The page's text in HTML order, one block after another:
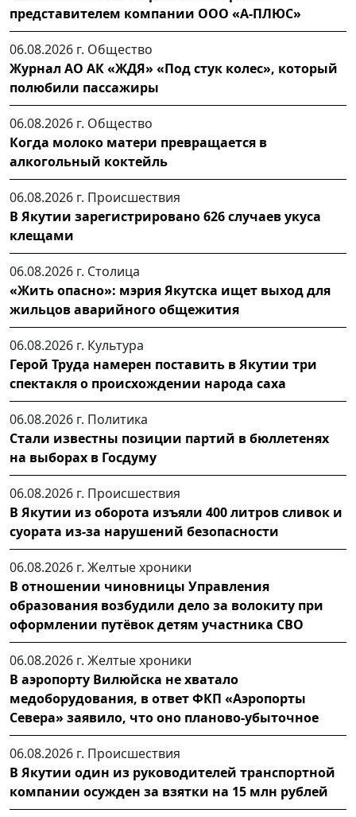
представителем компании ООО «А-ПЛЮС»
06.08.2026 г. Общество
Журнал АО АК «ЖДЯ» «Под стук колес», который
полюбили пассажиры
06.08.2026 г. Общество
Когда молоко матери превращается в
алкогольный коктейль
06.08.2026 г. Происшествия
В Якутии зарегистрировано 626 случаев укуса
клещами
06.08.2026 г. Столица
«Жить опасно»: мэрия Якутска ищет выход для
жильцов аварийного общежития
06.08.2026 г. Культура
Герой Труда намерен поставить в Якутии три
спектакля о происхождении народа саха
06.08.2026 г. Политика
Стали известны позиции партий в бюллетенях
на выборах в Госдуму
06.08.2026 г. Происшествия
В Якутии из оборота изъяли 400 литров сливок и
суората из-за нарушений безопасности
06.08.2026 г. Желтые хроники
В отношении чиновницы Управления
образования возбудили дело за волокиту при
оформлении путёвок детям участника СВО
06.08.2026 г. Желтые хроники
В аэропорту Вилюйска не хватало
медоборудования, в ответ ФКП «Аэропорты
Севера» заявило, что оно планово-убыточное
06.08.2026 г. Происшествия
В Якутии один из руководителей транспортной
компании осужден за взятки на 15 млн рублей